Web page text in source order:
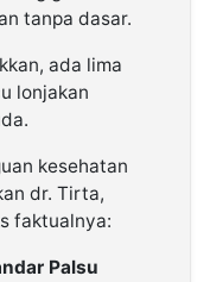
tanpa dasar.
ada lima
lonjakan
kesehatan
dr. Tirta,
faktualnya:
Palsu